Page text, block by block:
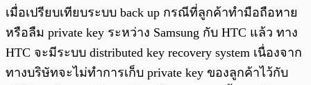
เมื่อเปรียบเทียบระบบ back up กรณีที่ลูกค้าทำมือถือหาย
หรือลืม private key ระหว่าง Samsung กับ HTC แล้ว ทาง
HTC จะมีระบบ distributed key recovery system เนื่องจาก
ทางบริษัทจะไม่ทำการเก็บ private key ของลูกค้าไว้กับ